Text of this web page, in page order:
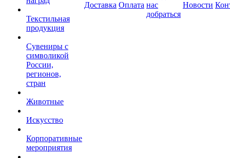
Текстильная
продукция
Сувениры с
символикой
России,
регионов,
стран
Животные
Искусство
Корпоративные
мероприятия
Доставка Оплата нас
добраться
Новости